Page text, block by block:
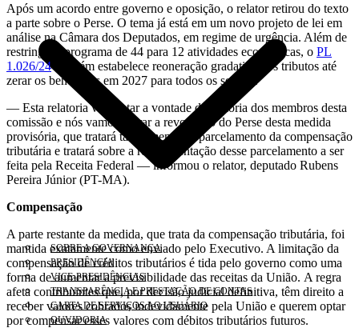
SOBRE A GOVERNANÇA
PRESIDÊNCIA
VICE-PRESIDÊNCIAS
TRANSPARÊNCIA E PRESTAÇÃO DE CONTAS
CARTA DE SERVIÇOS AO USUÁRIO
OUVIDORIA
Após um acordo entre governo e oposição, o relator retirou do texto
a parte sobre o Perse. O tema já está em um novo projeto de lei em
análise na Câmara dos Deputados, em regime de urgência. Além de
restringir o programa de 44 para 12 atividades econômicas, o PL
1.026/24também estabelece reoneração gradativa dos tributos até
zerar os benefícios em 2027 para todos os setores.
— Esta relatoria vai acatar a vontade da maioria dos membros desta
comissão e nós vamos retirar a revogação do Perse desta medida
provisória, que tratará tão somente do parcelamento da compensação
tributária e tratará sobre a regulamentação desse parcelamento a ser
feita pela Receita Federal — informou o relator, deputado Rubens
Pereira Júnior (PT-MA).
Compensação
A parte restante da medida, que trata da compensação tributária, foi
mantida exatamente como enviado pelo Executivo. A limitação da
compensação de créditos tributários é tida pelo governo como uma
forma de aumentar a previsibilidade das receitas da União. A regra
afeta contribuintes que, por decisão judicial definitiva, têm direito a
receber valores cobrados indevidamente pela União e querem optar
por compensar esses valores com débitos tributários futuros.